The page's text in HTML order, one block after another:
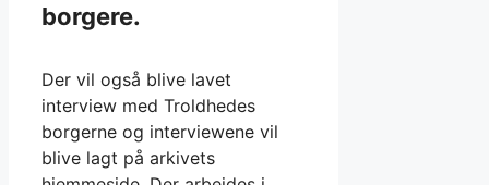
borgere.
Der vil også blive lavet
interview med Troldhedes
borgerne og interviewene vil
blive lagt på arkivets